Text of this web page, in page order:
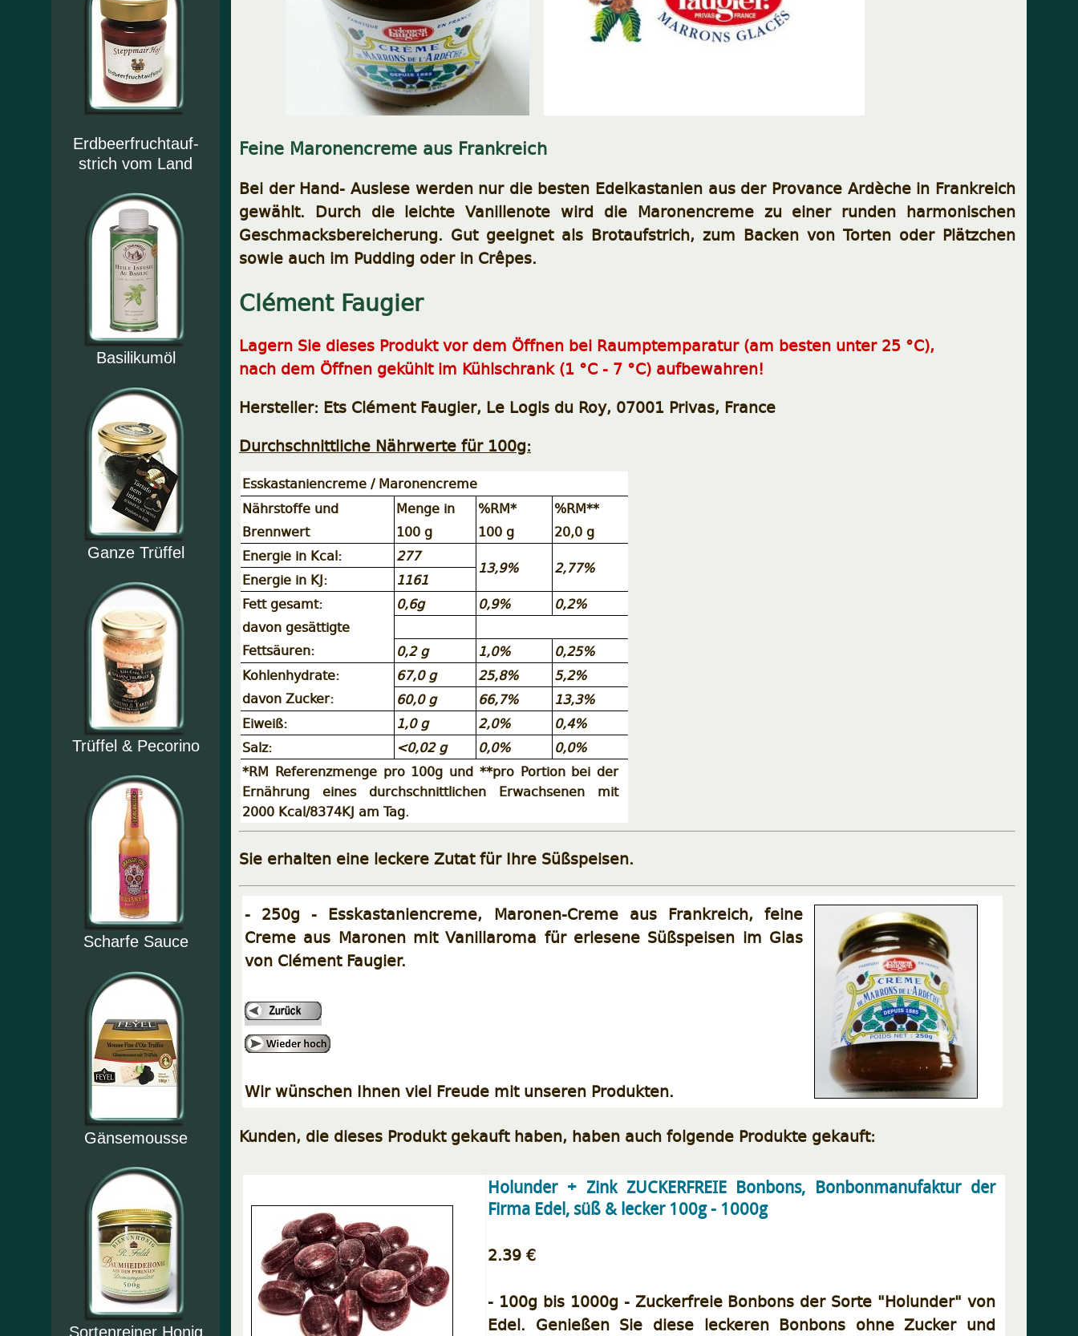
Erdbeerfruchtauf-
strich vom Land
Basilikumöl
Ganze Trüffel
Trüffel & Pecorino
Scharfe Sauce
Gänsemousse
Sortenreiner Honig
Feine Maronencreme aus Frankreich
Bei der Hand- Auslese werden nur die besten Edelkastanien aus der Provance Ardèche in Frankreich
gewählt. Durch die leichte Vanillenote wird die Maronencreme zu einer runden harmonischen
Geschmacksbereicherung. Gut geeignet als Brotaufstrich, zum Backen von Torten oder Plätzchen
sowie auch im Pudding oder in Crêpes.
Clément Faugier
Lagern Sie dieses Produkt vor dem Öffnen bei Raumptemparatur (am besten unter 25 °C),
nach dem Öffnen gekühlt im Kühlschrank (1 °C - 7 °C) aufbewahren!
Hersteller: Ets Clément Faugier, Le Logis du Roy, 07001 Privas, France
Durchschnittliche Nährwerte für 100g:
Esskastaniencreme / Maronencreme
Nährstoffe und
Menge in %RM*
%RM**
Brennwert
100 g 100 g
20,0 g
Energie in Kcal:
277
13,9% 2,77%
Energie in KJ:
1161
Fett gesamt:
0,6g 0,9%
0,2%
davon gesättigte
Fettsäuren:
0,2 g 1,0%
0,25%
Kohlenhydrate:
67,0 g 25,8%
5,2%
davon Zucker:
60,0 g 66,7%
13,3%
Eiweiß:
1,0 g 2,0%
0,4%
Salz:
<0,02 g 0,0%
0,0%
*RM Referenzmenge pro 100g und **pro Portion bei der
Ernährung eines durchschnittlichen Erwachsenen mit
2000 Kcal/8374KJ am Tag.
Sie erhalten eine leckere Zutat für Ihre Süßspeisen.
- 250g - Esskastaniencreme, Maronen-Creme aus Frankreich, feine
Creme aus Maronen mit Vanillaroma für erlesene Süßspeisen im Glas
von Clément Faugier.
Wir wünschen Ihnen viel Freude mit unseren Produkten.
Kunden, die dieses Produkt gekauft haben, haben auch folgende Produkte gekauft:
Holunder + Zink ZUCKERFREIE Bonbons, Bonbonmanufaktur der
Firma Edel, süß & lecker 100g - 1000g
2.39 €
- 100g bis 1000g - Zuckerfreie Bonbons der Sorte "Holunder" von
Edel. Genießen Sie diese leckeren Bonbons ohne Zucker und